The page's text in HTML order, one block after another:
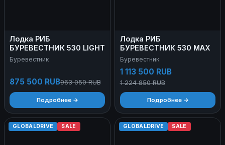
Лодка РИБ
БУРЕВЕСТНИК 530 LIGHT
Буревестник
875 500 RUB963 050 RUB
Подробнее →
Лодка РИБ
БУРЕВЕСТНИК 530 MAX
Буревестник
1 113 500 RUB
1 224 850 RUB
Подробнее →
GLOBALDRIVE SALE GLOBALDRIVE SALE